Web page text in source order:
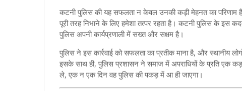
कटनी पुलिस की यह सफलता न केवल उनकी कड़ी मेहनत का परिणाम है,
पूरी तरह निभाने के लिए हमेशा तत्पर रहता है। कटनी पुलिस के इस
पुलिस अपनी कार्यप्रणाली में सख्त और सक्षम है।
पुलिस ने इस कार्रवाई को सफलता का प्रतीक माना है, और स्थानीय
इसके साथ ही, पुलिस प्रशासन ने समाज में अपराधियों के प्रति एक
ले, एक न एक दिन वह पुलिस की पकड़ में आ ही जाएगा।